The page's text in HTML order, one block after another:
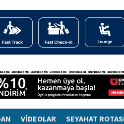
VİDEOLAR SEYAHAT